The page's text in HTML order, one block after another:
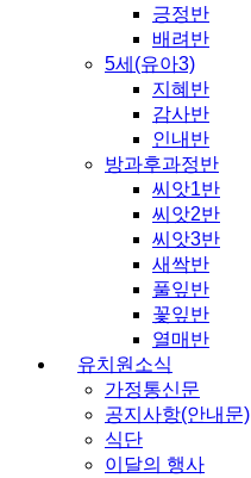
긍정반
배려반
5세(유아3)
지혜반
감사반
인내반
방과후과정반
씨앗1반
씨앗2반
씨앗3반
새싹반
풀잎반
꽃잎반
열매반
유치원소식
가정통신문
공지사항(안내문)
식단
이달의 행사